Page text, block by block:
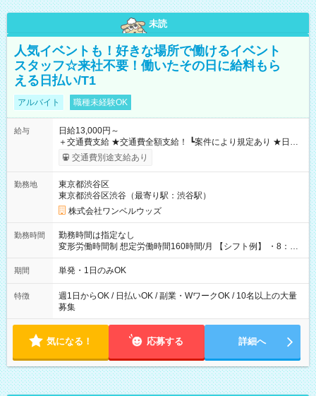
未読
人気イベントも！好きな場所で働けるイベント
スタッフ☆来社不要！働いたその日に給料もら
える日払い/T1
アルバイト 職種未経験OK
給与
日給13,000円～
＋交通費支給 ★交通費全額支給！ ┗案件により規定あり ★日払
いOK！（規定あり） ┗働いたその日に現金GET♪ お仕事後はコ
ンビニATMから 日払い分を引き落とせます！ 【試用期間】試
交通費別途支給あり
勤務地
東京都渋谷区
東京都渋谷区渋谷（最寄り駅：渋谷駅）
株式会社ワンベルウッズ
勤務時間
勤務時間は指定なし
変形労働時間制 想定労働時間160時間/月 【シフト例】 ・8：00
～21：00
期間 単発・1日のみOK
特徴
週1日からOK / 日払いOK / 副業・WワークOK / 10名以上の大量
募集
気になる！ 応募する 詳細へ